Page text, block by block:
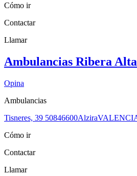
Cómo ir
Contactar
Llamar
Ambulancias Ribera
Opina
Ambulancias
Tisneres, 39 50846600Alzira
Cómo ir
Contactar
Llamar